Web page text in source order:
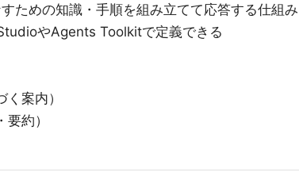
ための知識・手順を組み立てて応答する仕組み
やAgents Toolkitで定義できる
案内）
約）